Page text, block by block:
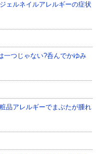
ェルネイルアレルギーの症状
一つじゃない?呑んでかゆみ
品アレルギーでまぶたが腫れ